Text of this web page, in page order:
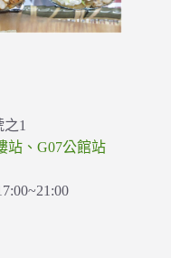
1
站、G07公館站